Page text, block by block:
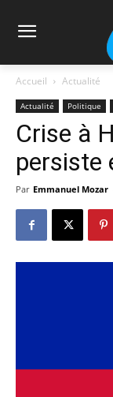
Accueil Actualité
Actualité Politique
Crise à
persiste
Par Emmanuel Mozar